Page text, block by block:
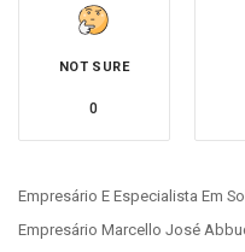
NOT SURE
0
Empresário E Especialista Em
Empresário Marcello José